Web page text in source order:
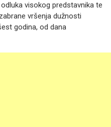
visokog predstavnika te
vršenja dužnosti
godina, od dana